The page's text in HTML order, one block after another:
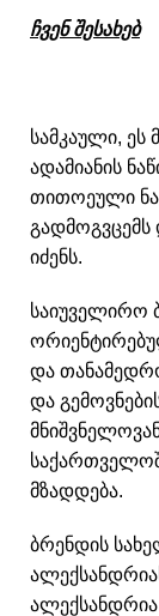
ჩვენ შესახებ
სამკაული,
ადამიანის
თითოეული
გადმოგვცემს
იძენს.
საიუველირო
და
და
მზადდება.
ბრენდის